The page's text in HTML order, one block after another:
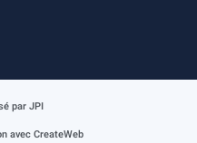
par JPI
avec CreateWeb